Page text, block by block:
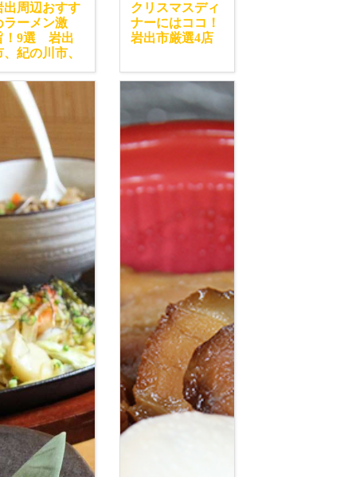
出周辺おすす
ラーメン激
！9選 岩出
、紀の川市、
クリスマスディ
ナーにはココ！
岩出市厳選4店